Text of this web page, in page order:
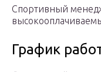
Спортивный
График